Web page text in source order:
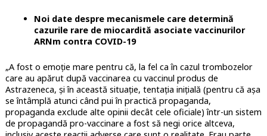
Noi date despre mecanismele care determină
cazurile rare de miocardită asociate vaccinurilor
ARNm contra COVID-19
„A fost o emoție mare pentru că, la fel ca în cazul trombozelor
care au apărut după vaccinarea cu vaccinul produs de
Astrazeneca, și în această situație, tentația inițială (pentru că așa
se întâmplă atunci când pui în practică propaganda,
propaganda exclude alte opinii decât cele oficiale) într-un sistem
de propagandă pro-vaccinare a fost să negi orice altceva,